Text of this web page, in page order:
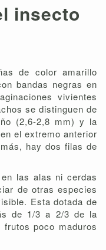
insecto
de color amarillo
bandas negras en
vivientes
se distinguen de
(2,6-2,8 mm) y la
el extremo anterior
hay dos filas de
las alas ni cerdas
de otras especies
Esta dotada de
de 1/3 a 2/3 de la
poco maduros